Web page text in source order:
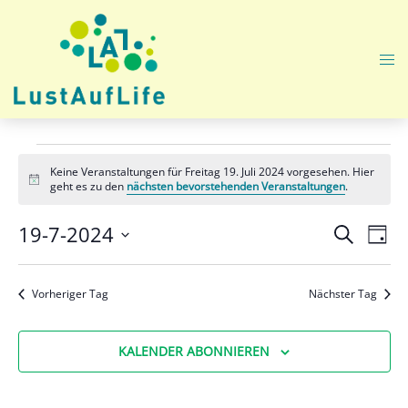
Veranstaltungen
für
Freitag
19.
Juli
2024
Hinweis
Keine Veranstaltungen für Freitag 19. Juli 2024 vorgesehen. Hier
geht es zu den nächsten bevorstehenden Veranstaltungen.
Suche
und
SUCHE
TAG
19-7-2024
Datum
wählen.
Vorheriger Tag Nächster Tag
KALENDER ABONNIEREN